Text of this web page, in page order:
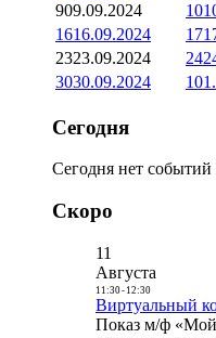
909.09.2024 10
1616.09.2024 17
2323.09.2024 24
3030.09.2024 1
Сегодня
Сегодня нет событий
Скоро
11
Августа
11:30- 12:30
Виртуальный
Показ м/ф